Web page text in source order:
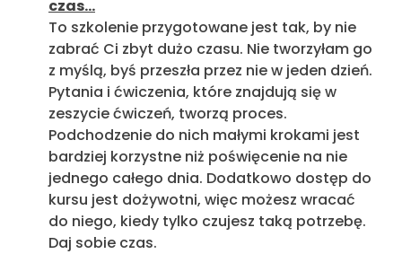
czas...
To szkolenie przygotowane jest tak, by nie
zabrać Ci zbyt dużo czasu. Nie tworzyłam go
z myślą, byś przeszła przez nie w jeden dzień.
Pytania i ćwiczenia, które znajdują się w
zeszycie ćwiczeń, tworzą proces.
Podchodzenie do nich małymi krokami jest
bardziej korzystne niż poświęcenie na nie
jednego całego dnia. Dodatkowo dostęp do
kursu jest dożywotni, więc możesz wracać
do niego, kiedy tylko czujesz taką potrzebę.
Daj sobie czas.